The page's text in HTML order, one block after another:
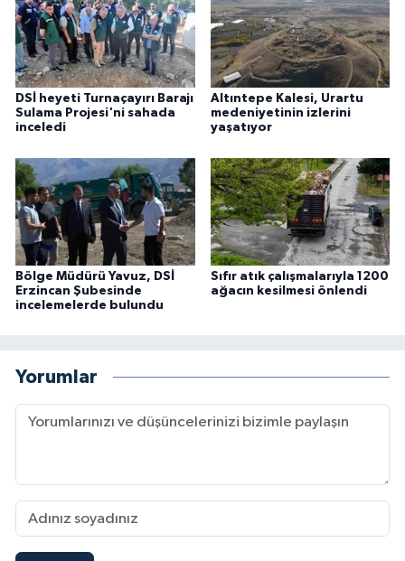
DSİ heyeti Turnaçayırı Barajı
Sulama Projesi'ni sahada
inceledi
Altıntepe Kalesi, Urartu
medeniyetinin izlerini
yaşatıyor
Bölge Müdürü Yavuz, DSİ
Erzincan Şubesinde
incelemelerde bulundu
Sıfır atık çalışmalarıyla 1200
ağacın kesilmesi önlendi
Yorumlar